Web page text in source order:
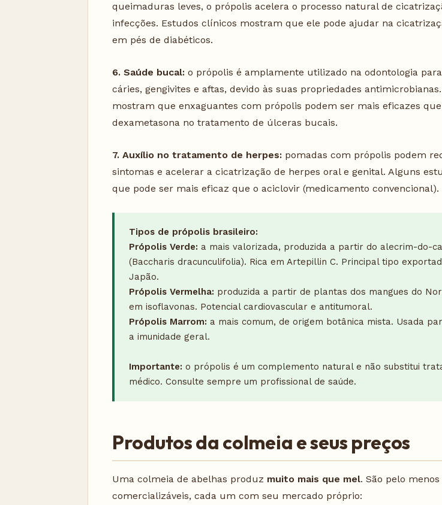
queimaduras leves, o própolis acelera o processo natural de
infecções. Estudos clínicos mostram que ele pode ajudar na
em pés de diabéticos.
6. Saúde bucal: o própolis é amplamente utilizado na odontologia
cáries, gengivites e aftas, devido às suas propriedades
mostram que enxaguantes com própolis podem ser mais eficazes
dexametasona no tratamento de úlceras bucais.
7. Auxílio no tratamento de herpes: pomadas com própolis podem
sintomas e acelerar a cicatrização de herpes oral e genital. Alguns
que pode ser mais eficaz que o aciclovir (medicamento convencional).
Tipos de própolis brasileiro:
Própolis Verde: a mais valorizada, produzida a partir do alecrim-do-
(Baccharis dracunculifolia). Rica em Artepillin C. Principal tipo
Japão.
Própolis Vermelha: produzida a partir de plantas dos mangues do
em isoflavonas. Potencial cardiovascular e antitumoral.
Própolis Marrom: a mais comum, de origem botânica mista. Usada
a imunidade geral.
Importante: o própolis é um complemento natural e não substitui
médico. Consulte sempre um profissional de saúde.
Produtos da colmeia e seus preços
Uma colmeia de abelhas produz muito mais que mel. São pelo
comercializáveis, cada um com seu mercado próprio: